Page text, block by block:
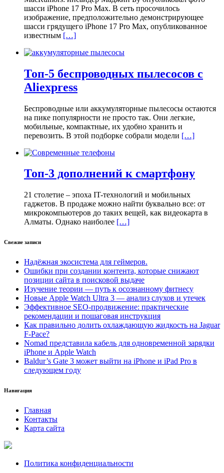
шасси iPhone 17 Pro Max. В сеть просочилось
изображение, предположительно демонстрирующее
шасси грядущего iPhone 17 Pro Max, опубликованное
известным […]
Топ-5 беспроводных пылесосов с
Aliexpress
Беспроводные или аккумуляторные пылесосы остаются
на пике популярности не просто так. Они легкие,
мобильные, компактные, их удобно хранить и
перевозить. В этой подборке собрали модели […]
Топ-3 дополнений к смартфону
21 столетие – эпоха IT-технологий и мобильных
гаджетов. В продаже можно найти буквально все: от
микрокомпьютеров до таких вещей, как видеокарта в
Алматы. Однако наиболее […]
Свежие записи
Надёжная экосистема для геймеров.
Ошибки при создании контента, которые снижают
позиции сайта в поисковой выдаче
Изучение теории — путь к осознанному фитнесу
Новые Apple Watch Ultra 3 — анализ слухов и утечек
Эффективное SEO-продвижение: практические
рекомендации и пошаговая инструкция
Как правильно долить охлаждающую жидкость на Jaguar
F-Pace?
Nomad представила кабель для одновременной зарядки
iPhone и Apple Watch
Baldur’s Gate 3 может выйти на iPhone и iPad Pro в
следующем году
Навигация
Главная
Контакты
Карта сайта
Политика конфиденциальности